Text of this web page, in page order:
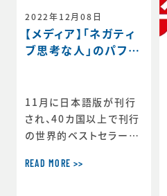
2022年12月08日
【メディア】｢ネガティ
ブ思考な人｣のパフォ
11月に日本語版が刊行
され、40カ国以上で刊行
の世界的ベストセラー、
「頭の中のひとりごと」を
READ MORE >>